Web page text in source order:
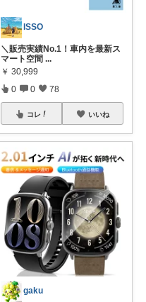
ISSO
＼販売実績No.1！車内を最新ス
マート空間 ...
￥ 30,999
0 0 78
コレ いいね
gaku